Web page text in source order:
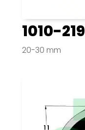
1010-219
20-30 mm